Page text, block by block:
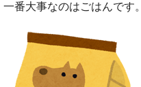
一番大事なのはごはんです。